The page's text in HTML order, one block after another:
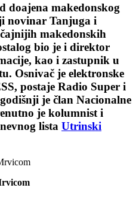
doajena makedonskog
novinar Tanjuga i
makedonskih
bio je i direktor
kao i zastupnik u
Osnivač je elektronske
postaje Radio Super i
je član Nacionalne
je kolumnist i
lista Utrinski